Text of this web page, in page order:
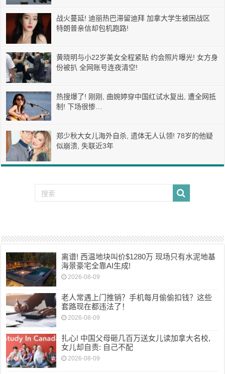
战火蔓延! 迪丽热巴滞留迪拜 加拿大学生被困战区
特朗普亲信却包机跑路!
黄晓明与小22岁美女全程紧贴 约会照片曝光! 女方身
份被扒 全网账号连夜清空!
热搜爆了! 刚刚, 曲婉婷穿中国红试水复出, 遭全网抵
制! 下场很惨…
郑少秋大女儿海外自杀, 遗体无人认领! 78岁的他疑
似崩溃, 失联近3年
离谱! 西温地块叫价$1280万 现场只有水泥地基
海景豪宅全靠AI生成!
2026-08-09
老人常遇上门推销？手机每月偷偷扣钱？这些
套路现在都违法了！
2026-08-09
扎心! 中国父母砸几百万送女儿读加拿大名校,
女儿却自责: 自己不配
2026-08-09